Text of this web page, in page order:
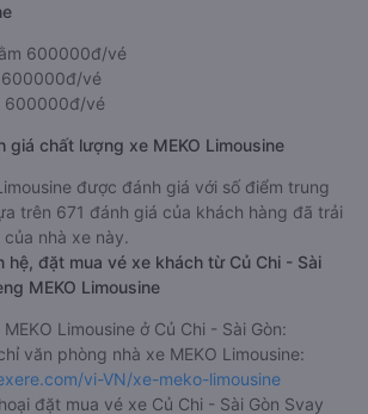
600000đ/vé
600000đ/vé
600000đ/vé
giá chất lượng xe MEKO Limousine
được đánh giá với số điểm trung
trên 671 đánh giá của khách hàng đã trải
nhà xe này.
hệ, đặt mua vé xe khách từ Củ Chi - Sài
MEKO Limousine
Limousine ở Củ Chi - Sài Gòn:
văn phòng nhà xe MEKO Limousine:
vi-VN/xe-meko-limousine
đặt mua vé xe Củ Chi - Sài Gòn Svay